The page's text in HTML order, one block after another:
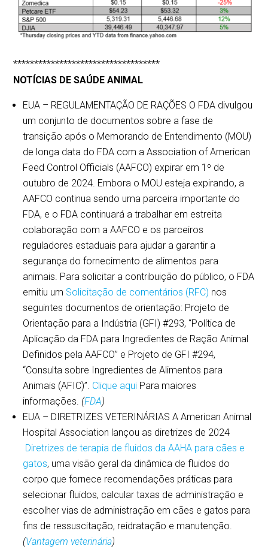
***********************************
NOTÍCIAS DE SAÚDE ANIMAL
EUA – REGULAMENTAÇÃO DE RAÇÕES O FDA divulgou
um conjunto de documentos sobre a fase de
transição após o Memorando de Entendimento (MOU)
de longa data do FDA com a Association of American
Feed Control Officials (AAFCO) expirar em 1º de
outubro de 2024. Embora o MOU esteja expirando, a
AAFCO continua sendo uma parceira importante do
FDA, e o FDA continuará a trabalhar em estreita
colaboração com a AAFCO e os parceiros
reguladores estaduais para ajudar a garantir a
segurança do fornecimento de alimentos para
animais. Para solicitar a contribuição do público, o FDA
emitiu um Solicitação de comentários (RFC) nos
seguintes documentos de orientação: Projeto de
Orientação para a Indústria (GFI) #293, “Política de
Aplicação da FDA para Ingredientes de Ração Animal
Definidos pela AAFCO” e Projeto de GFI #294,
“Consulta sobre Ingredientes de Alimentos para
Animais (AFIC)”. Clique aqui Para maiores
informações. (FDA)
EUA – DIRETRIZES VETERINÁRIAS A American Animal
Hospital Association lançou as diretrizes de 2024
Diretrizes de terapia de fluidos da AAHA para cães e
gatos, uma visão geral da dinâmica de fluidos do
corpo que fornece recomendações práticas para
selecionar fluidos, calcular taxas de administração e
escolher vias de administração em cães e gatos para
fins de ressuscitação, reidratação e manutenção.
(Vantagem veterinária)